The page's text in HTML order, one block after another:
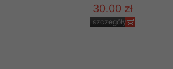
30.00 zł
szczegóły